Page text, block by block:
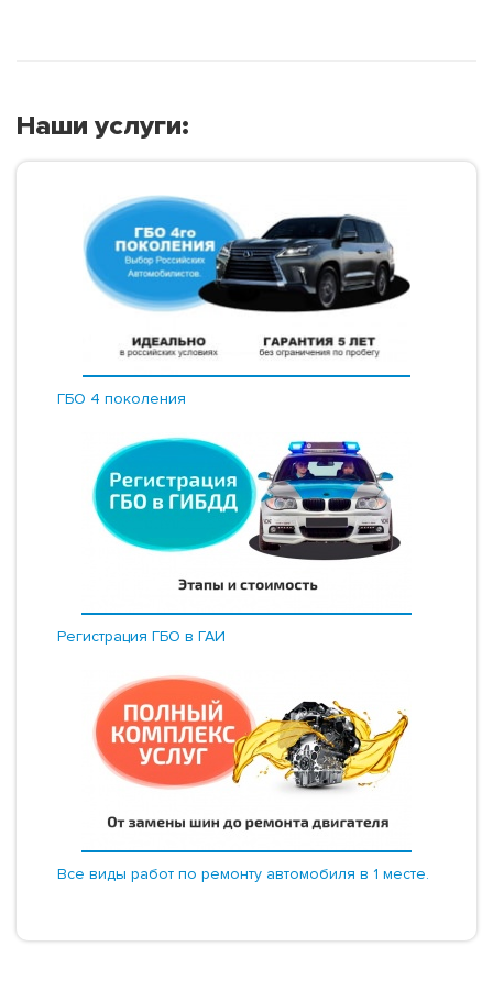
Наши услуги:
ГБО 4 поколения
Регистрация ГБО в ГАИ
Все виды работ по ремонту автомобиля в 1 месте.